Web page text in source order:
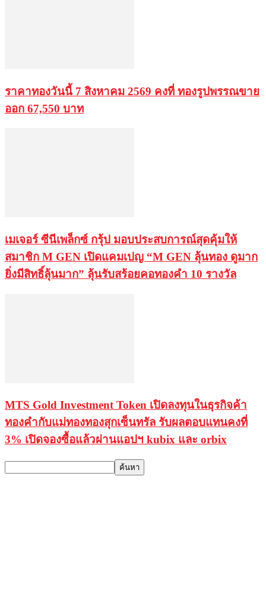
ราคาทองวันนี้ 7 สิงหาคม 2569 คงที่ ทองรูปพรรณขาย
ออก 67,550 บาท
เมเจอร์ ซีนีเพล็กซ์ กรุ้ป มอบประสบการณ์สุดคุ้มให้
สมาชิก M GEN เปิดแคมเปญ “M GEN ลุ้นทอง ดูมาก
ยิ่งมีสิทธิ์ลุ้นมาก” ลุ้นรับสร้อยคอทองคำ 10 รางวัล
MTS Gold Investment Token เปิดลงทุนในธุรกิจค้า
ทองคำกับแม่ทองทองสุกเซ็นทรัล รับผลตอบแทนคงที่
3% เปิดจองซื้อแล้วผ่านแอปฯ kubix และ orbix